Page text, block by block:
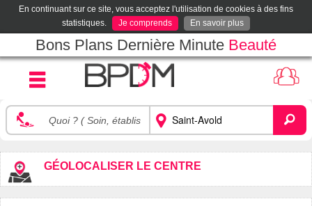
En continuant sur ce site, vous acceptez l'utilisation de cookies à des fins
statistiques.
Je comprends En savoir plus
Bons Plans Dernière Minute Beauté
GÉOLOCALISER LE CENTRE